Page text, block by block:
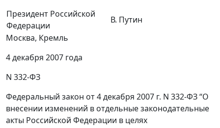
Президент Российской
Федерации
В. Путин
Москва, Кремль
4 декабря 2007 года
N 332-ФЗ
Федеральный закон от 4 декабря 2007 г. N 332-ФЗ “О
внесении изменений в отдельные законодательные
акты Российской Федерации в целях